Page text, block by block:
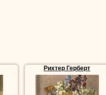
Рихтер Герберт